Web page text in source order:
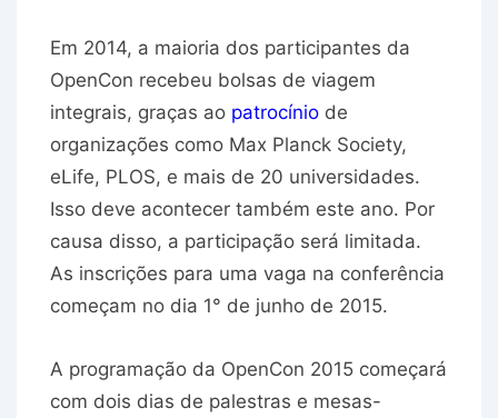
Em 2014, a maioria dos participantes da
OpenCon recebeu bolsas de viagem
integrais, graças ao patrocínio de
organizações como Max Planck Society,
eLife, PLOS, e mais de 20 universidades.
Isso deve acontecer também este ano. Por
causa disso, a participação será limitada.
As inscrições para uma vaga na conferência
começam no dia 1° de junho de 2015.
A programação da OpenCon 2015 começará
com dois dias de palestras e mesas-